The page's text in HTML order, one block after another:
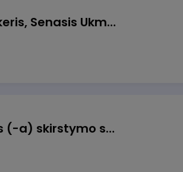
Prekių surinkėjas (-a) - pickeris, Senasis Ukmergės kelias 8, Avižieniai
Užsakymų komplektuotojas (-a) skirstymo sandėlyje